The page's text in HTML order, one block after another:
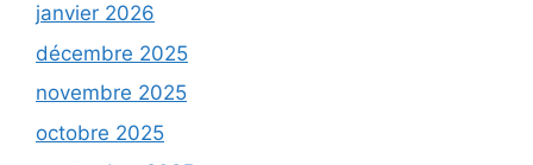
janvier 2026
décembre 2025
novembre 2025
octobre 2025